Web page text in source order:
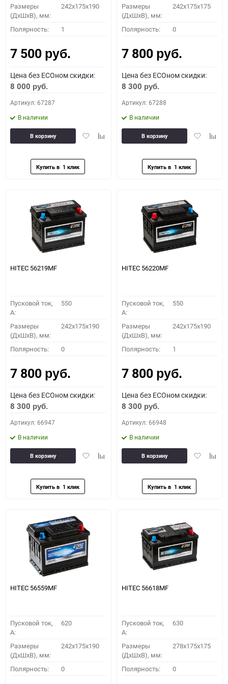
Размеры
(ДхШхВ), мм:
242x175x190
Полярность: 1
7 500 руб.
Цена без ECOном скидки:
8 000 руб.
Артикул: 67287
В наличии
ДобавитьДобавить
В корзину
Размеры
(ДхШхВ), мм:
242x175x175
Полярность: 0
7 800 руб.
Цена без ECOном скидки:
8 300 руб.
Артикул: 67288
В наличии
Добавить
В корзину
HITEC 56219MF
Пусковой ток,
A:
550
Размеры
(ДхШхВ), мм:
242x175x190
Полярность: 0
7 800 руб.
Цена без ECOном скидки:
8 300 руб.
Артикул: 66947
В наличии
ДобавитьДобавить
В корзину
HITEC 56220MF
Пусковой ток,
A:
550
Размеры
(ДхШхВ), мм:
242x175x190
Полярность: 1
7 800 руб.
Цена без ECOном скидки:
8 300 руб.
Артикул: 66948
В наличии
Добавить
В корзину
HITEC 56559MF
Пусковой ток,
A:
620
Размеры
(ДхШхВ), мм:
242x175x190
Полярность: 0
HITEC 56618MF
Пусковой ток,
A:
630
Размеры
(ДхШхВ), мм:
278x175x175
Полярность: 0